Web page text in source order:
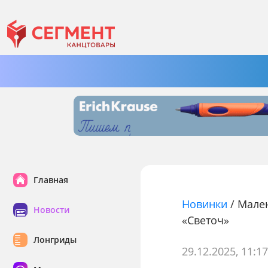
Главная
Новости
Лонгриды
Новинки /
«Светоч»
29.12.2025, 11:17